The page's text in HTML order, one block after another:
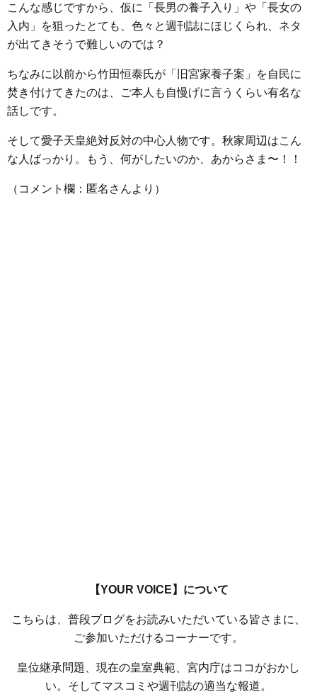
こんな感じですから、仮に「長男の養子入り」や「長女の
入内」を狙ったとても、色々と週刊誌にほじくられ、ネタ
が出てきそうで難しいのでは？
ちなみに以前から竹田恒泰氏が「旧宮家養子案」を自民に
焚き付けてきたのは、ご本人も自慢げに言うくらい有名な
話しです。
そして愛子天皇絶対反対の中心人物です。秋家周辺はこん
な人ばっかり。もう、何がしたいのか、あからさま〜！！
（コメント欄：匿名さんより）
【YOUR VOICE】について
こちらは、普段ブログをお読みいただいている皆さまに、
ご参加いただけるコーナーです。
皇位継承問題、現在の皇室典範、宮内庁はココがおかし
い。そしてマスコミや週刊誌の適当な報道。